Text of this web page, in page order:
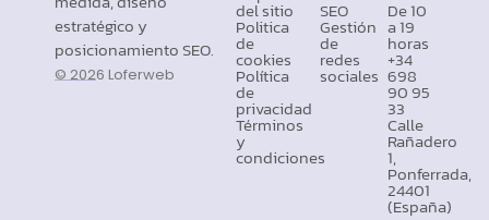
estratégico y
posicionamiento SEO.
© 2026 Loferweb
del sitio
Politica
de
cookies
Política
de
privacidad
Términos
y
condiciones
SEO
Gestión
de
redes
sociales
De 10
a 19
horas
+34
698
90 95
33
Calle
Rañadero
1,
Ponferrada,
24401
(España)